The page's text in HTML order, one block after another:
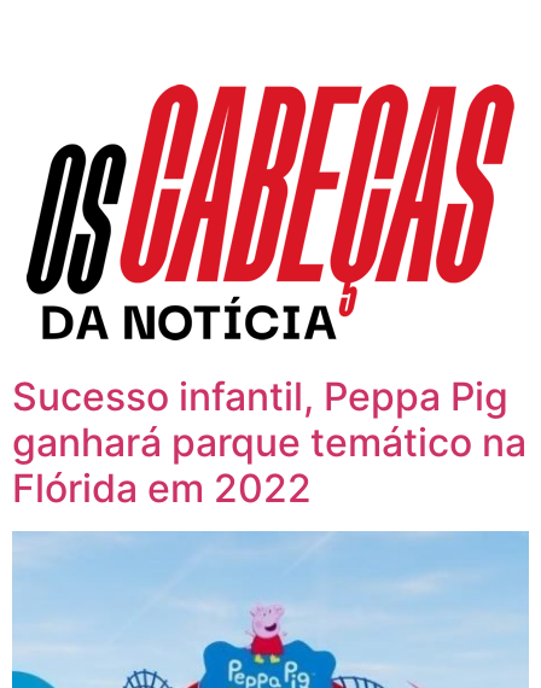
Sucesso infantil, Peppa Pig
ganhará parque temático na
Flórida em 2022